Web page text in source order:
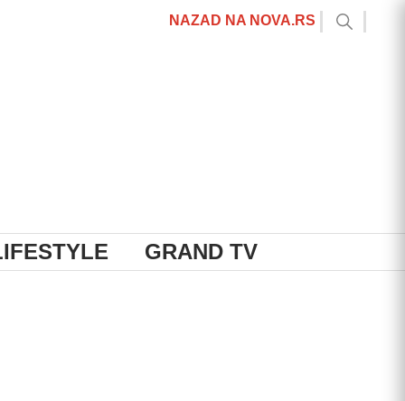
NAZAD NA NOVA.RS
GRAND TV